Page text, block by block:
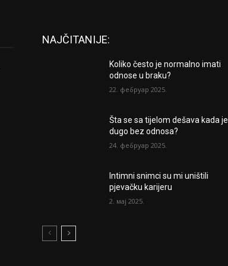
NAJČITANIJE:
Koliko često je normalno imati
odnose u braku?
22. фебруар 2025.
Šta se sa tijelom dešava kada je
dugo bez odnosa?
24. фебруар 2025.
Intimni snimci su mi uništili
pjevačku karijeru
2. мај 2025.